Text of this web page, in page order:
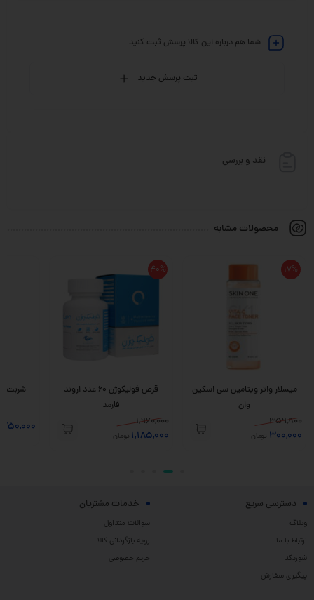
شما هم درباره این کالا پرسش ثبت کنید
ثبت پرسش جدید
نقد و بررسی
محصولات مشابه
17%
میسلار واتر ویتامین سی اسکین
وان
359,800
300,000 تومان
40%
قرص فولیکوژن 60 عدد اروند
فارمد
1,960,000
1,185,000 تومان
دسترسی سریع
وبلاگ
ارتباط با ما
شورتکد
پیگیری سفارش
خدمات مشتریان
سوالات متداول
رویه بازگردانی کالا
حریم خصوصی